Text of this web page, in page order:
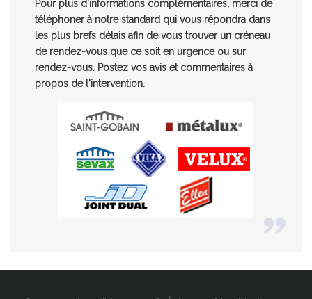
Pour plus d'informations complémentaires, merci de
téléphoner à notre standard qui vous répondra dans
les plus brefs délais afin de vous trouver un créneau
de rendez-vous que ce soit en urgence ou sur
rendez-vous. Postez vos avis et commentaires à
propos de l'intervention.